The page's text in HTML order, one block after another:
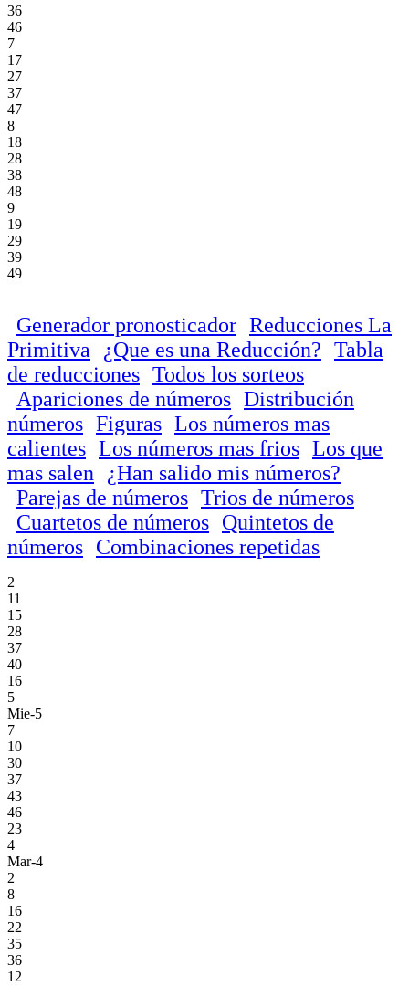
36
46
7
17
27
37
47
8
18
28
38
48
9
19
29
39
49
Generador pronosticador Reducciones La
Primitiva
¿Que es una Reducción? Tabla
de reducciones Todos los sorteos
Apariciones de números Distribución
números Figuras Los números mas
calientes Los números mas frios Los que
mas salen
¿Han salido mis números?
Parejas de números Trios de números
Cuartetos de números Quintetos de
números Combinaciones repetidas
2
11
15
28
37
40
16
5
Mie-5
7
10
30
37
43
46
23
4
Mar-4
2
8
16
22
35
36
12